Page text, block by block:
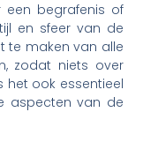
een begrafenis of
en sfeer van de
te maken van alle
zodat niets over
het ook essentieel
aspecten van de